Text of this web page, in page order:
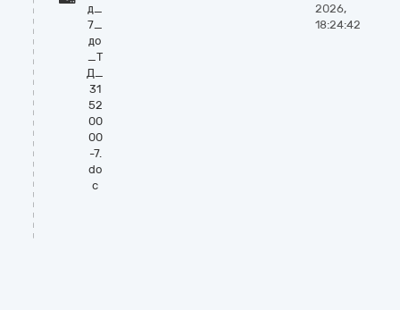
д_
7_
до
_Т
Д_
31
52
00
00
-7.
do
c
2026,
18:24:42